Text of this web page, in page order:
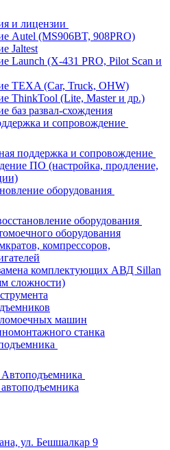
и лицензии
Autel (MS906BT, 908PRO)
Jaltest
Launch (X-431 PRO, Pilot Scan и
TEXA (Car, Truck, OHW)
ThinkTool (Lite, Master и др.)
баз развал-схождения
и сопровождение
поддержка и сопровождение
ПО (настройка, продление,
оборудования
оборудования
оборудования
компрессоров,
комплектующих АВД Sillan
сложности)
машин
станка
Автоподъемника
ул. Бешшалкар 9